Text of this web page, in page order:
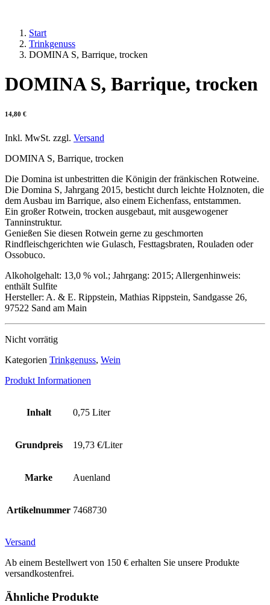
Start
Trinkgenuss
DOMINA S, Barrique, trocken
DOMINA S, Barrique, trocken
14,80 €
Inkl. MwSt. zzgl. Versand
DOMINA S, Barrique, trocken
Die Domina ist unbestritten die Königin der fränkischen Rotweine.
Die Domina S, Jahrgang 2015, besticht durch leichte Holznoten, die
dem Ausbau im Barrique, also einem Eichenfass, entstammen.
Ein großer Rotwein, trocken ausgebaut, mit ausgewogener
Tanninstruktur.
Genießen Sie diesen Rotwein gerne zu geschmorten
Rindfleischgerichten wie Gulasch, Festtagsbraten, Rouladen oder
Ossobuco.
Alkoholgehalt: 13,0 % vol.; Jahrgang: 2015; Allergenhinweis:
enthält Sulfite
Hersteller: A. & E. Rippstein, Mathias Rippstein, Sandgasse 26,
97522 Sand am Main
Nicht vorrätig
Kategorien Trinkgenuss, Wein
Produkt Informationen
Inhalt 0,75 Liter
Grundpreis 19,73 €/Liter
Marke Auenland
Artikelnummer 7468730
Versand
Ab einem Bestellwert von 150 € erhalten Sie unsere Produkte
versandkostenfrei.
Ähnliche Produkte